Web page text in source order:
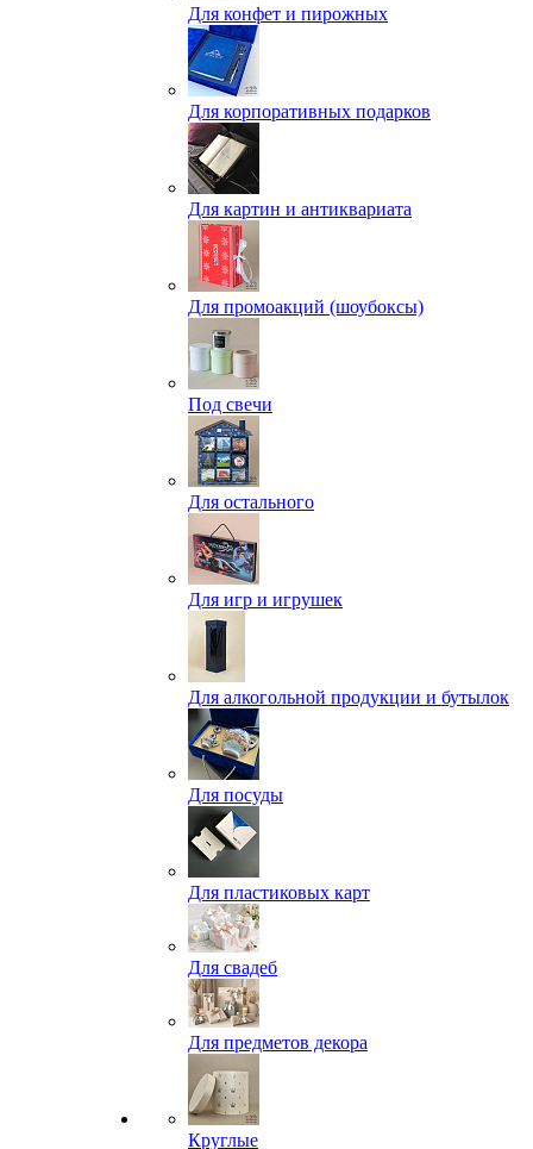
Для конфет и пирожных
Для корпоративных подарков
Для картин и антиквариата
Для промоакций (шоубоксы)
Под свечи
Для остального
Для игр и игрушек
Для алкогольной продукции и бутылок
Для посуды
Для пластиковых карт
Для свадеб
Для предметов декора
Круглые